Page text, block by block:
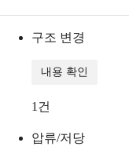
구조 변경
내용 확인
1 건
압류/저당